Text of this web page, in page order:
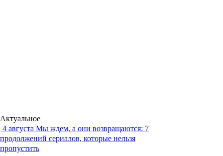
Актуальное
4 августа Мы ждем, а они возвращаются: 7
продолжений сериалов, которые нельзя
пропустить